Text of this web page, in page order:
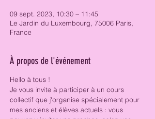
09 sept. 2023, 10:30 – 11:45
Le Jardin du Luxembourg, 75006 Paris,
France
À propos de l'événement
Hello à tous !
Je vous invite à participer à un cours
collectif que j'organise spécialement pour
mes anciens et élèves actuels : vous